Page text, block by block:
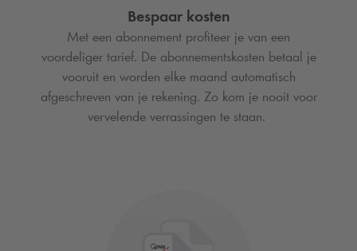
Bespaar kosten
Met een abonnement profiteer je van een
voordeliger tarief. De abonnementskosten betaal je
vooruit en worden elke maand automatisch
afgeschreven van je rekening. Zo kom je nooit voor
vervelende verrassingen te staan.